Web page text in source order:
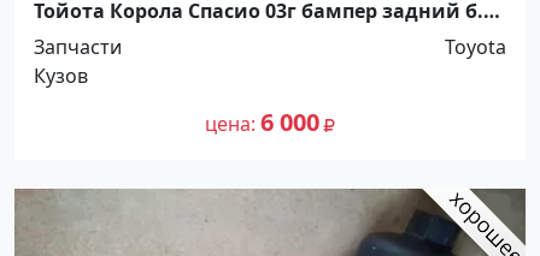
Тойота Корола Спасио 03г бампер задний б.у.
Краснодар
Запчасти
Toyota
Кузов
цена 6 000